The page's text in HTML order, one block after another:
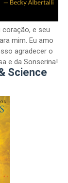
e seu
mim. Eu amo
agradecer o
e da Sonserina!
Science